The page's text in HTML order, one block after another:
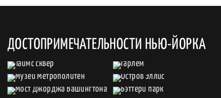
ДОСТОПРИМЕЧАТЕЛЬНОСТИ НЬЮ-ЙОРКА